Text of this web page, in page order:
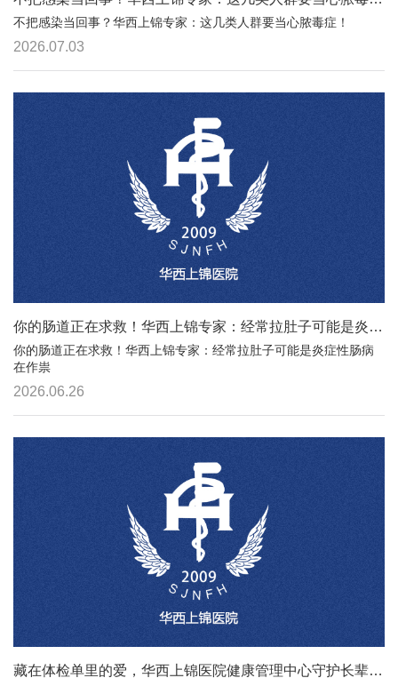
不把感染当回事？华西上锦专家：这几类人群要当心脓毒症！
2026.07.03
你的肠道正在求救！华西上锦专家：经常拉肚子可能是炎症性肠病在作祟
你的肠道正在求救！华西上锦专家：经常拉肚子可能是炎症性肠病
在作祟
2026.06.26
藏在体检单里的爱，华西上锦医院健康管理中心守护长辈健康！